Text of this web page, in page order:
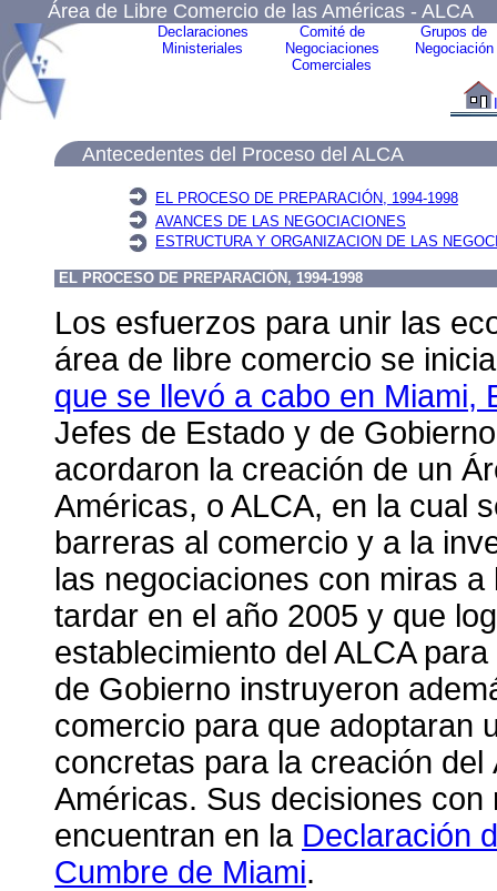
Área de Libre Comercio de las Américas - ALCA
Declaraciones
Ministeriales
Comité de
Negociaciones
Comerciales
Grupos de
Negociación
Antecedentes del Proceso del ALCA
EL PROCESO DE PREPARACIÓN, 1994-1998
AVANCES DE LAS NEGOCIACIONES
ESTRUCTURA Y ORGANIZACION DE LAS
EL PROCESO DE PREPARACIÓN, 1994-1998
Los esfuerzos para unir las
área de libre comercio se
que se llevó a cabo en Miami,
Jefes de Estado y de
acordaron la creación de un
Américas, o ALCA, en la cual
barreras al comercio y a la
las negociaciones con miras
tardar en el año 2005 y que
establecimiento del ALCA
de Gobierno instruyeron
comercio para que adoptaran
concretas para la creación
Américas. Sus decisiones
encuentran en la Declaración
Cumbre de Miami.